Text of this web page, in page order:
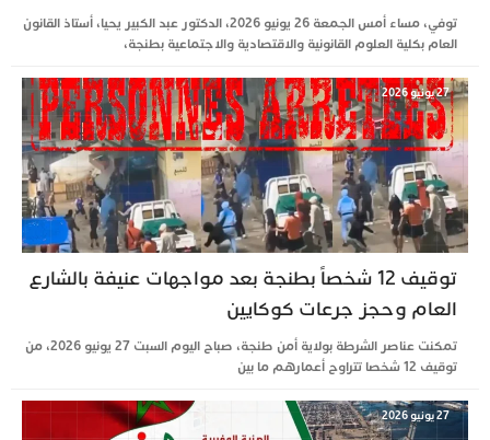
توفي، مساء أمس الجمعة 26 يونيو 2026، الدكتور عبد الكبير يحيا، أستاذ القانون
العام بكلية العلوم القانونية والاقتصادية والاجتماعية بطنجة،
27 يونيو 2026
توقيف 12 شخصاً بطنجة بعد مواجهات عنيفة بالشارع
العام وحجز جرعات كوكايين
تمكنت عناصر الشرطة بولاية أمن طنجة، صباح اليوم السبت 27 يونيو 2026، من
توقيف 12 شخصا تتراوح أعمارهم ما بين